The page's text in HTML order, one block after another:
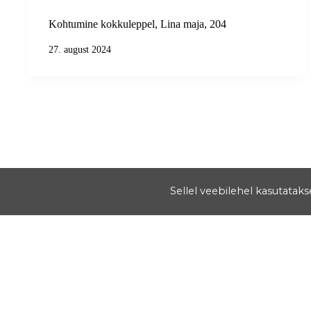
Kohtumine kokkuleppel, Lina maja, 204
27. august 2024
Sellel veebilehel